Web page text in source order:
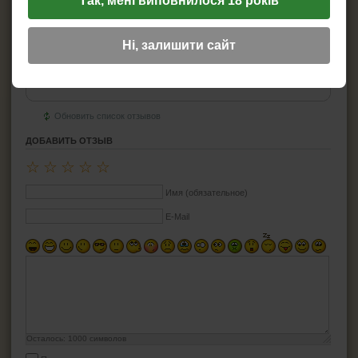
ОТЗЫВЫ
13.02.2023 07:42
Обновить список отзывов
ДОБАВИТЬ ОТЗЫВ
☆
☆
☆
☆
☆
Имя (обязательное)
E-Mail
Осталось: 1000 символов
Ні, залишити сайт